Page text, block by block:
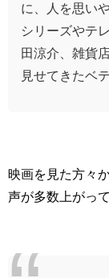
に、人を思い
シリーズやテ
田涼介、雑貨
見せてきたベ
映画を見た方々
声が多数上がっ